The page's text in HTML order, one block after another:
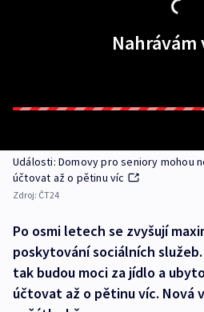
Nahrávám
Události: Domovy pro seniory mohou
účtovat až o pětinu víc
Zdroj: ČT24
Po osmi letech se zvyšují
poskytování sociálních
tak budou moci za jídlo a
účtovat až o pětinu víc. Nová